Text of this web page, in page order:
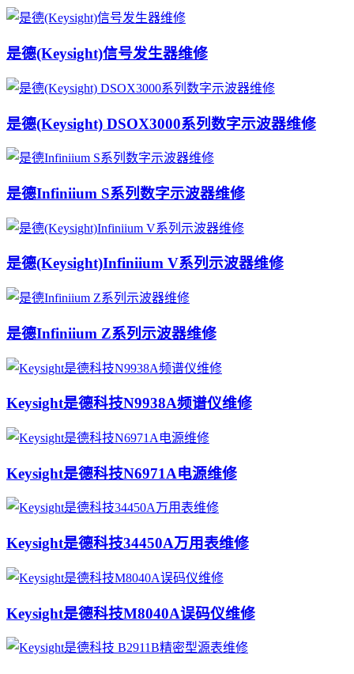
是德(Keysight)信号发生器维修
是德(Keysight) DSOX3000系列数字示波器维修
是德Infiniium S系列数字示波器维修
是德(Keysight)Infiniium V系列示波器维修
是德Infiniium Z系列示波器维修
Keysight是德科技N9938A频谱仪维修
Keysight是德科技N6971A电源维修
Keysight是德科技34450A万用表维修
Keysight是德科技M8040A误码仪维修